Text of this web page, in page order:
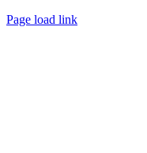
Page load link